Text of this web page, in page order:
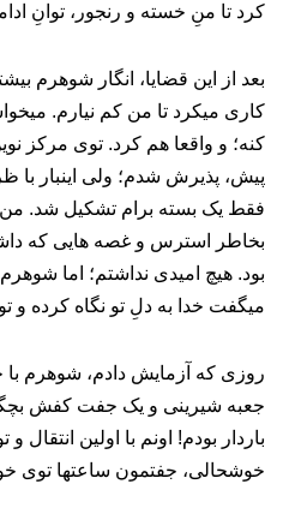
کرد تا منِ خسته و رنجور، توانِ
بعد از این قضایا، انگار شوهرم
کاری میکرد تا من کم‌ نیارم.
پیش، پذیرش شدم؛ ولی اینبار با
فقط یک بسته برام تشکیل شد. من
بخاطر استرس و غصه هایی که
بود. هیچ امیدی نداشتم؛ اما
میگفت خدا به دلِ تو نگاه کرده و
روزی که آزمایش دادم، شوهرم
جعبه شیرینی و یک جفت کفش
باردار بودم! اونم با اولین
خوشحالی، جفتمون ساعتها توی